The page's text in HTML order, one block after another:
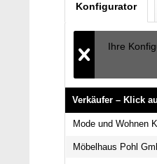
Konfigurator
Ihre
Verkäufer – Klick
Verkäufer – Klick
Mode und Wohnen
Möbelhaus Pohl